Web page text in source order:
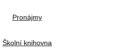
Pronájmy
Školní knihovna